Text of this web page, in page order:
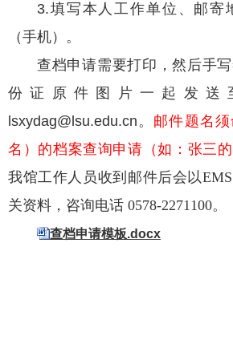
3.填写本人工作单位、 邮寄
（手机）。
查档申请需要打印，然后手
份证原件图片一起 发送
lsxydag@ lsu.edu.cn。 邮件题名 须
名）的档案查询申请（如：张三的
我馆工作人员收到邮件后会 以EMS
关资料 ，咨询电话 0578-2271100。
查档申请模板.docx